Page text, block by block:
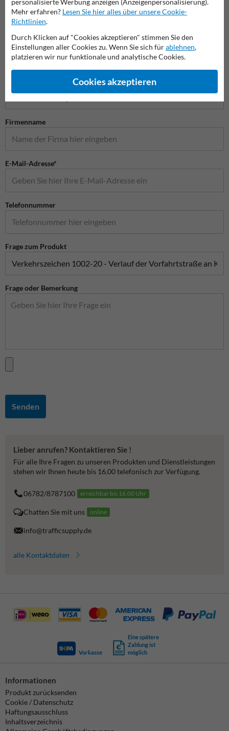
Firmenname
E-Mail-Adresse*
Telefonnummer
Frage zum Produkt
Frage oder Bemerkung
Senden
Lieber anrufen? Kontaktieren Sie !
Für alle Ihre Fragen zu unseren Produkten und Dienstleistungen
stehen wir Ihnen heute bis 16.00 telefonisch zur Verfügung.
06782/8787100 erreichbar bis 16.00 Uhr
Chatten Sie mit uns online
info@trafficsupply.de
alle Kontaktdaten
Vorkasse
Eine spätere
Zahlung ist
möglich
Informationen
Produkt zurücksenden
Cookie / Datenschutz
Haftungsausschluss
Inhaltsverzeichnis
personalisierte Werbung anzeigen (Anzeigenpersonalisierung).
Mehr erfahren? Lesen Sie hier alles über unsere Cookie-
Richtlinien.
Durch Klicken auf "Cookies akzeptieren" stimmen Sie den
Einstellungen aller Cookies zu. Wenn Sie sich fürablehnen,
platzieren wir nur funktionale und analytische Cookies.
Cookies akzeptieren